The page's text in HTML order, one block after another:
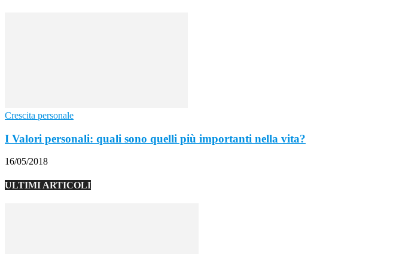
Crescita personale
I Valori personali: quali sono quelli più importanti nella vita?
16/05/2018
ULTIMI ARTICOLI